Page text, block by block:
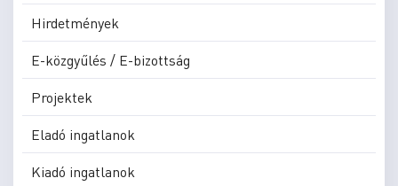
Hirdetmények
E-közgyűlés / E-bizottság
Projektek
Eladó ingatlanok
Kiadó ingatlanok